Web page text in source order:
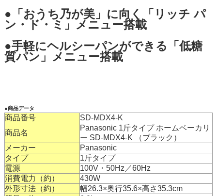
●「おうち乃が美」に向く「リッチ パ
ン・ド・ミ」メニュー搭載
●手軽にヘルシーパンができる「低糖
質パン」メニュー搭載
●商品データ
商品番号
SD-MDX4-K
商品名
Panasonic 1斤タイプ ホームベーカリ
ー SD-MDX4-K （ブラック）
メーカー
Panasonic
タイプ
1斤タイプ
電源
100V・50Hz／60Hz
消費電力（約）
430W
外形寸法（約）
幅26.3×奥行35.6×高さ35.3cm